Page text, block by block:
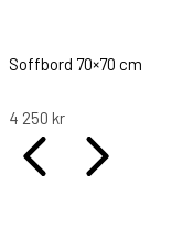
Soffbord 70×70 cm
4 250 kr